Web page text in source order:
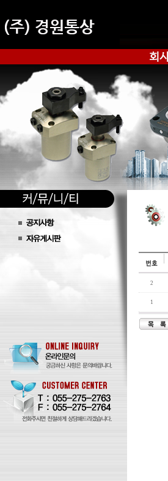
2
1